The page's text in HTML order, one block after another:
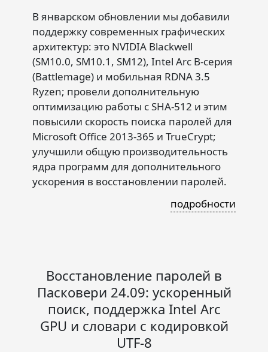
В январском обновлении мы добавили
поддержку современных графических
архитектур: это NVIDIA Blackwell
(SM10.0, SM10.1, SM12), Intel Arc B-серия
(Battlemage) и мобильная RDNA 3.5
Ryzen; провели дополнительную
оптимизацию работы с SHA-512 и этим
повысили скорость поиска паролей для
Microsoft Office 2013-365 и TrueCrypt;
улучшили общую производительность
ядра программ для дополнительного
ускорения в восстановлении паролей.
подробности
Восстановление паролей в
Пасковери 24.09: ускоренный
поиск, поддержка Intel Arc
GPU и словари с кодировкой
UTF-8